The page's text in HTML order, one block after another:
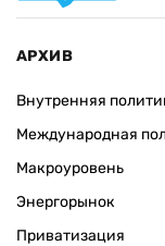
АРХИВ
Внутренняя
Международная
Макроуровень
Энергорынок
Приватизация